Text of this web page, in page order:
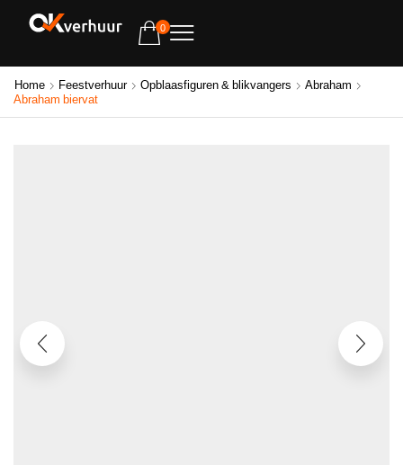
0
Home Feestverhuur Opblaasfiguren & blikvangers
Abraham
Abraham biervat